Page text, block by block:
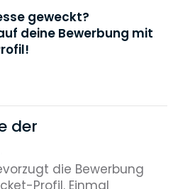
geweckt?
deine Bewerbung mit
der
die Bewerbung
Profil. Einmal